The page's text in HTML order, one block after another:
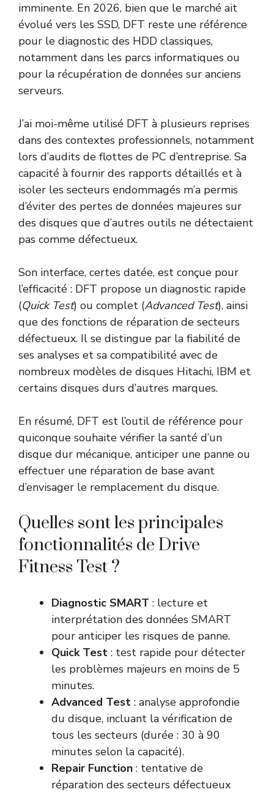
imminente. En 2026, bien que le marché ait
évolué vers les SSD, DFT reste une référence
pour le diagnostic des HDD classiques,
notamment dans les parcs informatiques ou
pour la récupération de données sur anciens
serveurs.
J’ai moi-même utilisé DFT à plusieurs reprises
dans des contextes professionnels, notamment
lors d’audits de flottes de PC d’entreprise. Sa
capacité à fournir des rapports détaillés et à
isoler les secteurs endommagés m’a permis
d’éviter des pertes de données majeures sur
des disques que d’autres outils ne détectaient
pas comme défectueux.
Son interface, certes datée, est conçue pour
l’efficacité : DFT propose un diagnostic rapide
(Quick Test) ou complet (Advanced Test), ainsi
que des fonctions de réparation de secteurs
défectueux. Il se distingue par la fiabilité de
ses analyses et sa compatibilité avec de
nombreux modèles de disques Hitachi, IBM et
certains disques durs d’autres marques.
En résumé, DFT est l’outil de référence pour
quiconque souhaite vérifier la santé d’un
disque dur mécanique, anticiper une panne ou
effectuer une réparation de base avant
d’envisager le remplacement du disque.
Quelles sont les principales
fonctionnalités de Drive
Fitness Test ?
Diagnostic SMART : lecture et
interprétation des données SMART
pour anticiper les risques de panne.
Quick Test : test rapide pour détecter
les problèmes majeurs en moins de 5
minutes.
Advanced Test : analyse approfondie
du disque, incluant la vérification de
tous les secteurs (durée : 30 à 90
minutes selon la capacité).
Repair Function : tentative de
réparation des secteurs défectueux